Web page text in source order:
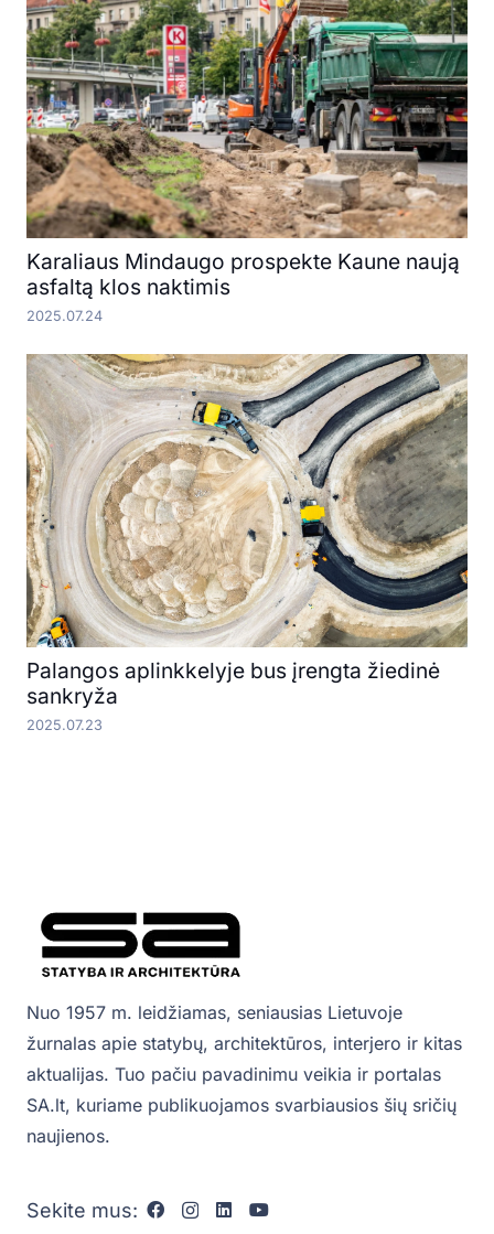
Karaliaus Mindaugo prospekte Kaune naują
asfaltą klos naktimis
2025.07.24
Palangos aplinkkelyje bus įrengta žiedinė
sankryža
2025.07.23
Nuo 1957 m. leidžiamas, seniausias Lietuvoje
žurnalas apie statybų, architektūros, interjero ir kitas
aktualijas. Tuo pačiu pavadinimu veikia ir portalas
SA.lt, kuriame publikuojamos svarbiausios šių sričių
naujienos.
Sekite mus: